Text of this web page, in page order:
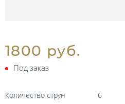
1800 руб.
Под заказ
Количество струн
6